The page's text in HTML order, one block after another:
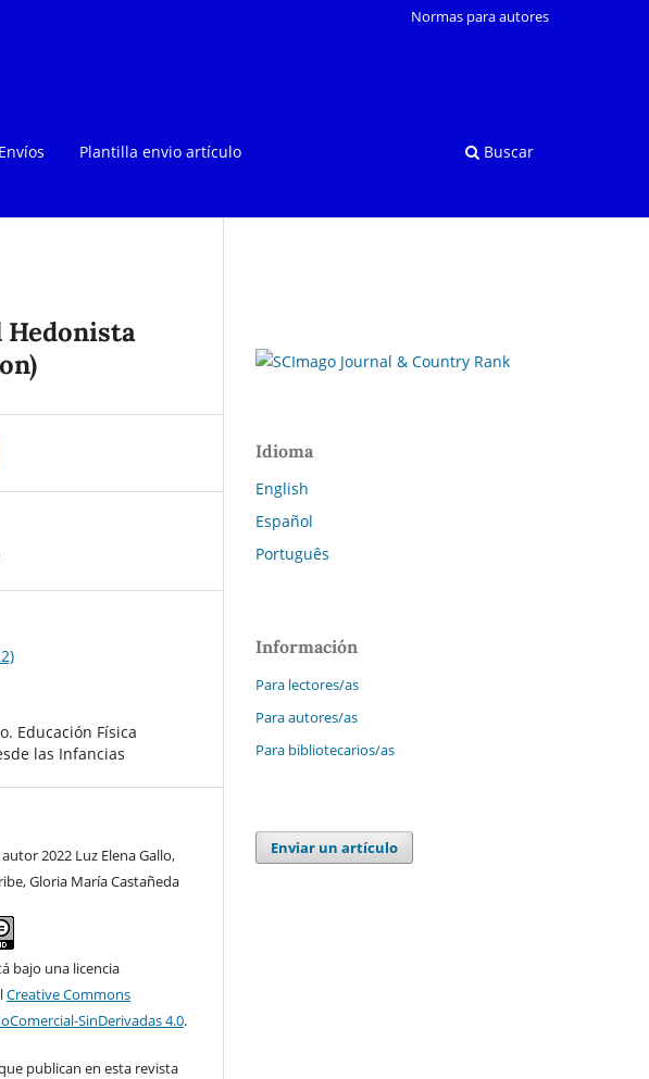
Envíos Plantilla envio artículo Buscar
Normas para autores
Hedonista
Educación Física
las Infancias
2022 Luz Elena Gallo,
Gloria María Castañeda
bajo una licencia
Creative Commons
SinDerivadas 4.0.
publican en esta revista
Idioma
English
Español
Português
Información
Para lectores/as
Para autores/as
Para bibliotecarios/as
Enviar un artículo